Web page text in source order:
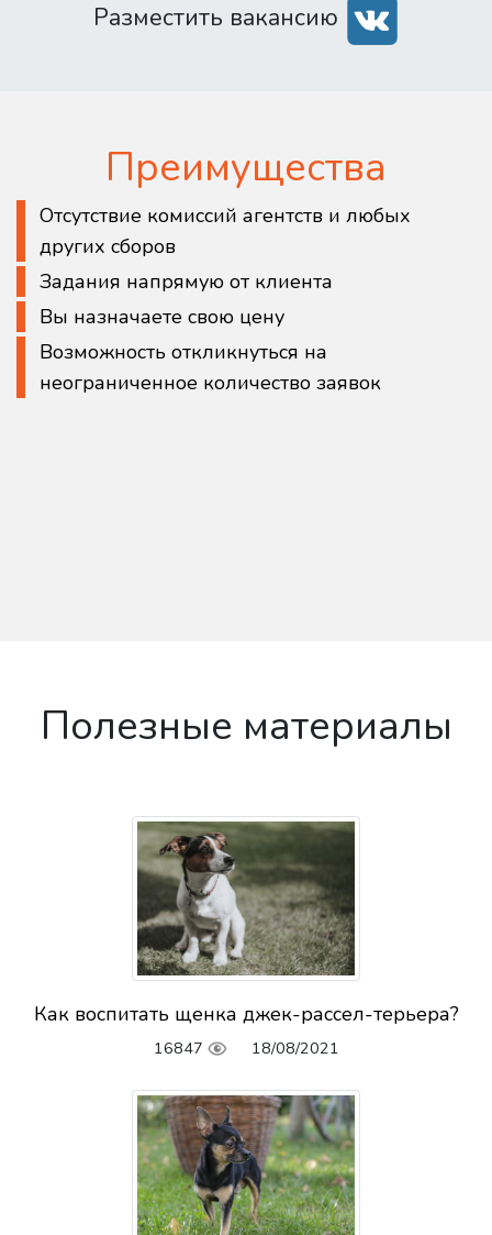
Разместить вакансию
Преимущества
Отсутствие комиссий агентств и любых
других сборов
Задания напрямую от клиента
Вы назначаете свою цену
Возможность откликнуться на
неограниченное количество заявок
Полезные материалы
Как воспитать щенка джек-рассел-терьера?
16847 18/08/2021